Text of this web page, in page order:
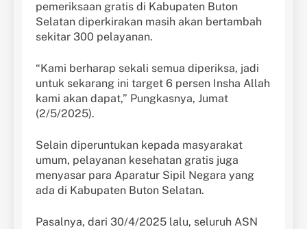
pemeriksaan gratis di Kabupaten Buton
Selatan diperkirakan masih akan bertambah
sekitar 300 pelayanan.
“Kami berharap sekali semua diperiksa, jadi
untuk sekarang ini target 6 persen Insha Allah
kami akan dapat,” Pungkasnya, Jumat
(2/5/2025).
Selain diperuntukan kepada masyarakat
umum, pelayanan kesehatan gratis juga
menyasar para Aparatur Sipil Negara yang
ada di Kabupaten Buton Selatan.
Pasalnya, dari 30/4/2025 lalu, seluruh ASN